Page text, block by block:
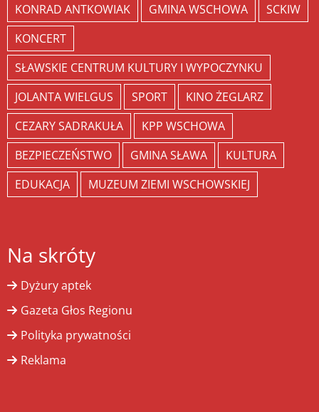
KONRAD ANTKOWIAK
GMINA WSCHOWA
SCKIW
KONCERT
SŁAWSKIE CENTRUM KULTURY I WYPOCZYNKU
JOLANTA WIELGUS
SPORT
KINO ŻEGLARZ
CEZARY SADRAKUŁA
KPP WSCHOWA
BEZPIECZEŃSTWO
GMINA SŁAWA
KULTURA
EDUKACJA
MUZEUM ZIEMI WSCHOWSKIEJ
Na skróty
Dyżury aptek
Gazeta Głos Regionu
Polityka prywatności
Reklama